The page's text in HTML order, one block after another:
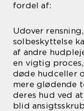
fordel af:
Udover
solbeskyttelse
af andre
en vigtig
døde hudceller
mere glødende
deres hud ved
blid